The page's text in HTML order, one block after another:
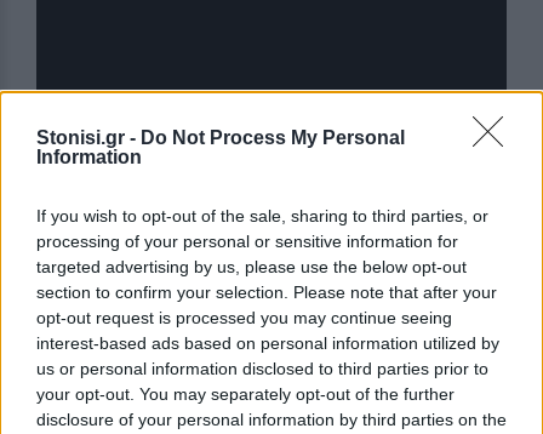
Stonisi.gr - Do Not Process My Personal
Information
If you wish to opt-out of the sale, sharing to third parties, or
processing of your personal or sensitive information for
targeted advertising by us, please use the below opt-out
section to confirm your selection. Please note that after your
opt-out request is processed you may continue seeing
interest-based ads based on personal information utilized by
us or personal information disclosed to third parties prior to
your opt-out. You may separately opt-out of the further
disclosure of your personal information by third parties on the
Δείτε περισσότερα άρθρα μας στα αποτελέσματα
αναζήτησης
Add stonisi.gr on Google ↗
ΣΤΗΝ ΙΔΙΑ ΚΑΤΗΓΟΡΙΑ